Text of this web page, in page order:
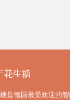
花生糖
是德国最受欢迎的